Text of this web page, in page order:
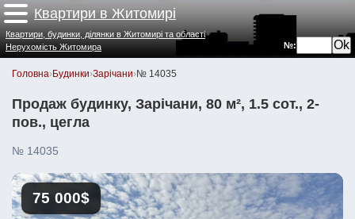
Квартири в Житомирі
№:
Квартири, будинки, ділянки в Житомирі та області
Нерухомість Житомира
Головна›Будинки›Зарічани›№ 14035
Продаж будинку, Зарічани, 80 м², 1.5 сот., 2-
пов., цегла
№ 14035
75 000$